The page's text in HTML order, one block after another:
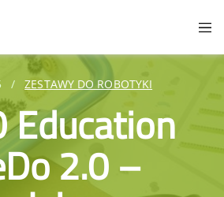
/ ZESTAWY DO ROBOTYKI
Education
2.0 –